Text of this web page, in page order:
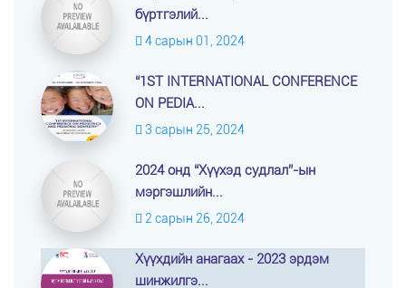
бүртгэлий...
4 сарын 01, 2024
“1ST INTERNATIONAL CONFERENCE
ON PEDIA...
3 сарын 25, 2024
2024 онд “Хүүхэд судлал”-ын
мэргэшлийн...
2 сарын 26, 2024
Хүүхдийн анагаах - 2023 эрдэм
шинжилгэ...